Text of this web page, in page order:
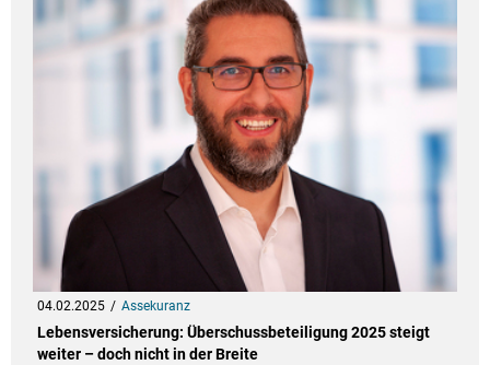
04.02.2025 Assekuranz
Lebensversicherung: Überschussbeteiligung 2025 steigt
weiter – doch nicht in der Breite